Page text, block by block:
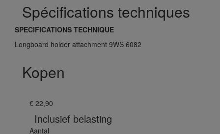
Spécifications techniques
SPECIFICATIONS TECHNIQUE
Longboard holder attachment 9WS 6082
Kopen
€ 22,90
Inclusief belasting
Aantal